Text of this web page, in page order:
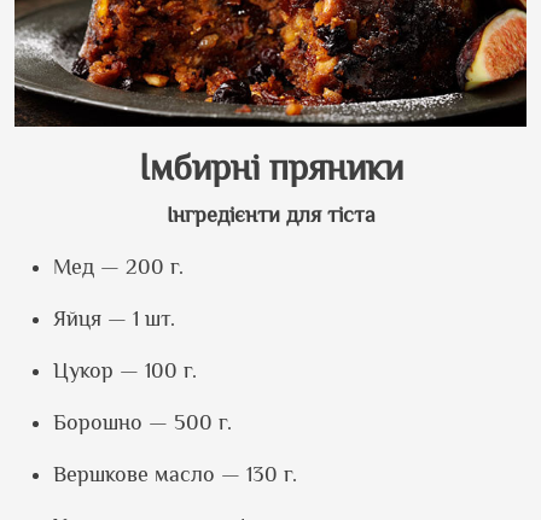
Імбирні пряники
Інгредієнти для тіста
Мед — 200 г.
Яйця — 1 шт.
Цукор — 100 г.
Борошно — 500 г.
Вершкове масло — 130 г.